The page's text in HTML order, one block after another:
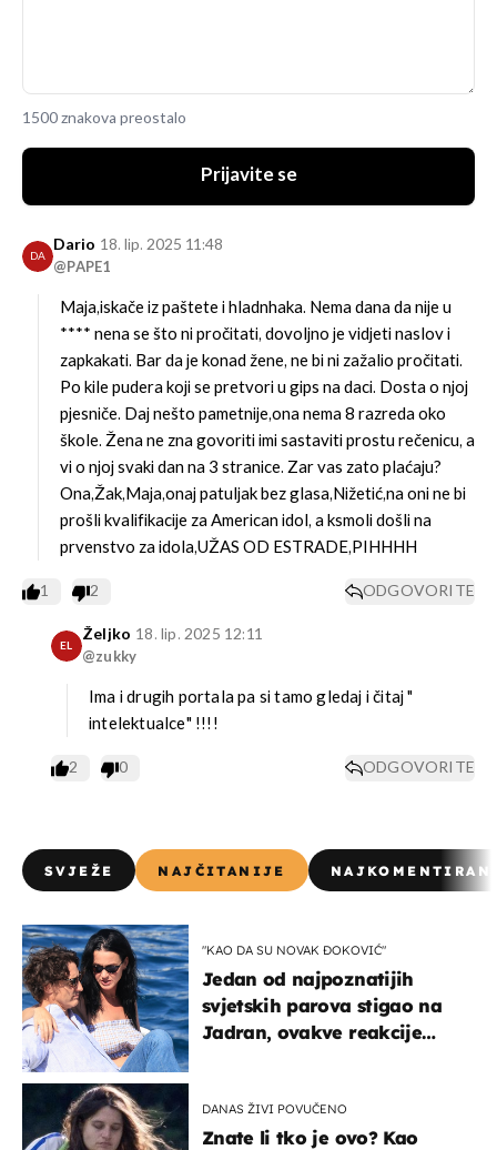
1500 znakova preostalo
Prijavite se
DA
Dario
@PAPE1
18. lip. 2025 11:48
Maja,iskače iz paštete i hladnhaka. Nema dana da nije u
**** nena se što ni pročitati, dovoljno je vidjeti naslov i
zapkakati. Bar da je konad žene, ne bi ni zažalio pročitati.
Po kile pudera koji se pretvori u gips na daci. Dosta o njoj
pjesniče. Daj nešto pametnije,ona nema 8 razreda oko
škole. Žena ne zna govoriti imi sastaviti prostu rečenicu, a
vi o njoj svaki dan na 3 stranice. Zar vas zato plaćaju?
Ona,Žak,Maja,onaj patuljak bez glasa,Nižetić,na oni ne bi
prošli kvalifikacije za American idol, a ksmoli došli na
prvenstvo za idola,UŽAS OD ESTRADE,PIHHHH
1 2 ODGOVORITE
EL
Željko
@zukky
18. lip. 2025 12:11
Ima i drugih portala pa si tamo gledaj i čitaj "
intelektualce" !!!!
2 0 ODGOVORITE
SVJEŽE NAJČITANIJE
"KAO DA SU NOVAK ĐOKOVIĆ"
Jedan od najpoznatijih
svjetskih parova stigao na
Jadran, ovakve reakcije
DANAS ŽIVI POVUČENO
Znate li tko je ovo? Kao